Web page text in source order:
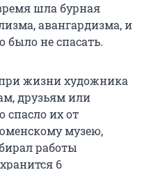
шла бурная
авангардизма, и
было не спасать.
жизни художника
друзьям или
их от
музею,
работы
6